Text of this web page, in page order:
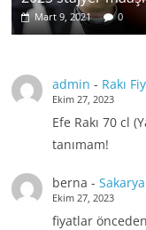
Mart 9, 2021 0
admin - Rakı
Ekim 27, 2023
Efe Rakı 70 cl
tanımam!
berna -
Ekim 27, 2023
fiyatlar